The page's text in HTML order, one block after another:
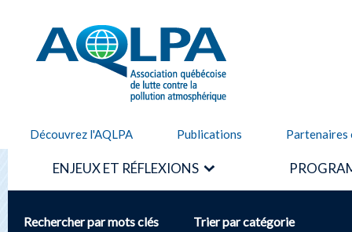
AQLPA
Découvrez l'AQLPA Publications Partenaires
ENJEUX ET RÉFLEXIONS
Rechercher par mots clés Trier par catégorie